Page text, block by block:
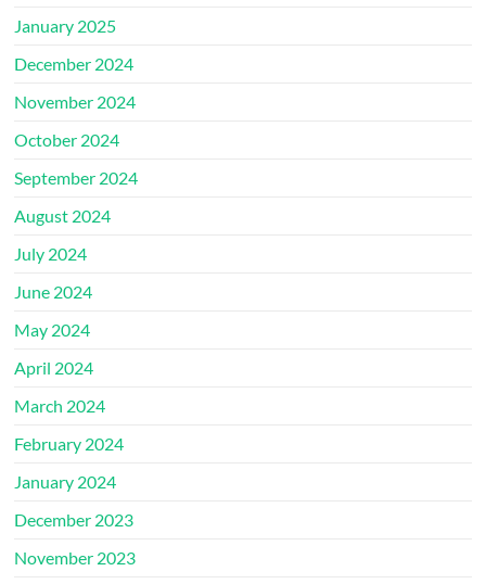
January 2025
December 2024
November 2024
October 2024
September 2024
August 2024
July 2024
June 2024
May 2024
April 2024
March 2024
February 2024
January 2024
December 2023
November 2023